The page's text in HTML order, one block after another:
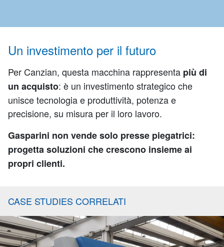
Un investimento per il futuro
Per Canzian, questa macchina rappresenta più di
un acquisto: è un investimento strategico che
unisce tecnologia e produttività, potenza e
precisione, su misura per il loro lavoro.
Gasparini non vende solo presse piegatrici:
progetta soluzioni che crescono insieme ai
propri clienti.
CASE STUDIES CORRELATI